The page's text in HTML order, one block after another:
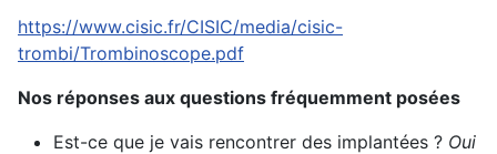
https://www.cisic.fr/CISIC/media/cisic-
trombi/Trombinoscope.pdf
Nos réponses aux questions fréquemment posées
Est-ce que je vais rencontrer des implantées ? Oui